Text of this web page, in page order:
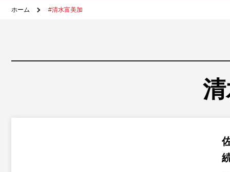
ホーム #清水富美加